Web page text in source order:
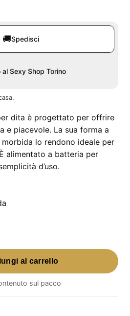
🚚Spedisci
al Sexy Shop Torino
dita è progettato per offrire
e piacevole. La sua forma a
lo rendono ideale per
alimentato a batteria per
d’uso.
al carrello
sul pacco